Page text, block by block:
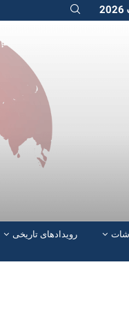
رویدادهای تاریخی